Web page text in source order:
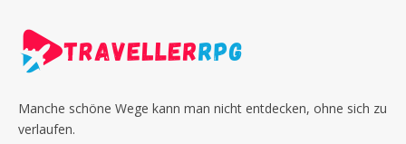
Manche schöne Wege kann man nicht entdecken, ohne sich zu
verlaufen.